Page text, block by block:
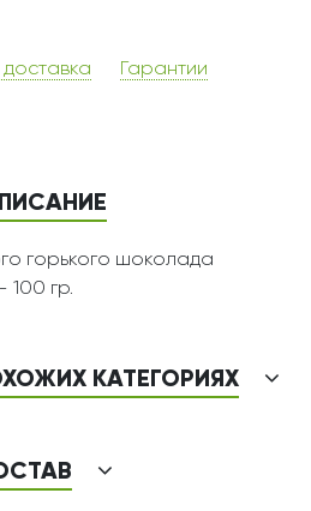
Гарантии
горького шоколада
100 гр.
КАТЕГОРИЯХ